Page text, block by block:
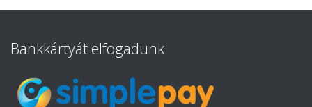
Bankkártyát elfogadunk